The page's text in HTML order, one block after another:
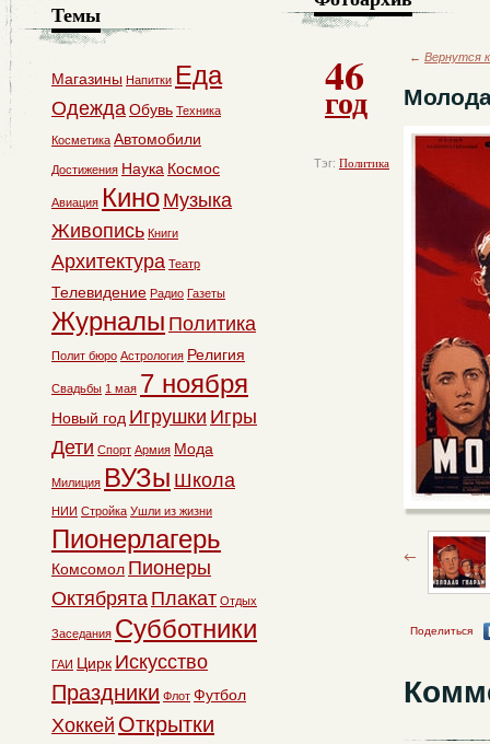
46
год
Тэг: Политика
← Вернутся
Поделиться
Темы
Магазины Напитки Еда
ОдеждаОбувь Техника
Косметика Автомобили
Достижения Наука Космос
Авиация Кино Музыка
Живопись Книги
Архитектура Театр
Телевидение Радио Газеты
Журналы Политика
Полит бюро Астрология Религия
Свадьбы 1 мая 7 ноября
Новый год Игрушки Игры
Дети Спорт Армия Мода
Милиция ВУЗы Школа
НИИ Стройка Ушли из жизни
Пионерлагерь
Комсомол Пионеры
Октябрята Плакат Отдых
Заседания Субботники
ГАИ Цирк Искусство
Праздники Флот Футбол
Хоккей Открытки